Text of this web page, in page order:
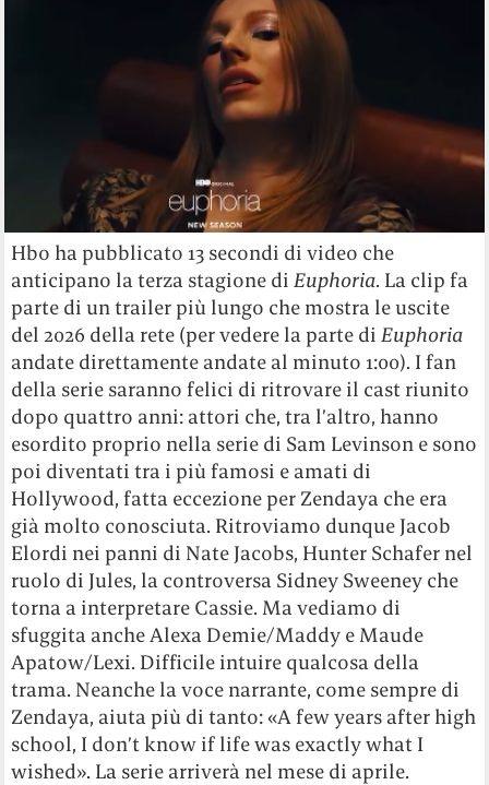
Hbo ha pubblicato 13 secondi di video che
anticipano la terza stagione diEuphoria. La clip fa
parte di un trailer più lungo che mostra le uscite
del 2026 della rete (per vedere la parte diEuphoria
andate direttamente andate al minuto 1:00). I fan
della serie saranno felici di ritrovare il cast riunito
dopo quattro anni: attori che, tra l’altro, hanno
esordito proprio nella serie di Sam Levinson e sono
poi diventati tra i più famosi e amati di
Hollywood, fatta eccezione per Zendaya che era
già molto conosciuta. Ritroviamo dunque Jacob
Elordi nei panni di Nate Jacobs, Hunter Schafer nel
ruolo di Jules, la controversa Sidney Sweeney che
torna a interpretare Cassie. Ma vediamo di
sfuggita anche Alexa Demie/Maddy e Maude
Apatow/Lexi. Difficile intuire qualcosa della
trama. Neanche la voce narrante, come sempre di
Zendaya, aiuta più di tanto: «A few years after high
school, I don’t know if life was exactly what I
wished». La serie arriverà nel mese di aprile.